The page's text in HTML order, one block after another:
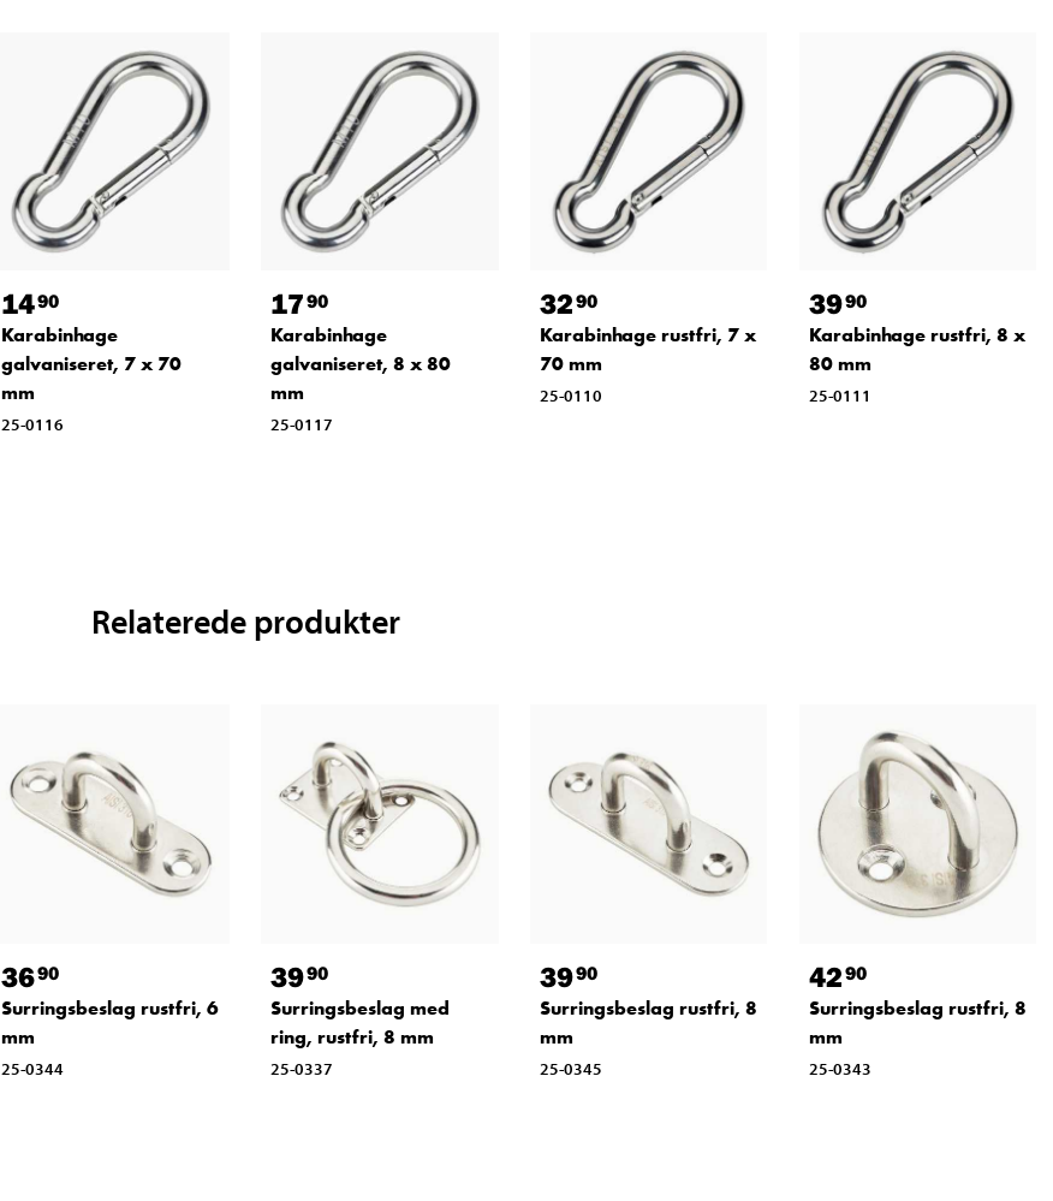
1490
Karabinhage
galvaniseret, 7 x 70
mm
25-0116
1790
Karabinhage
galvaniseret, 8 x 80
mm
25-0117
3290
Karabinhage rustfri, 7 x
70 mm
25-0110
3990
Karabinhage rustfri, 8 x
80 mm
25-0111
Relaterede produkter
3690
Surringsbeslag rustfri, 6
mm
25-0344
3990
Surringsbeslag med
ring, rustfri, 8 mm
25-0337
3990
Surringsbeslag rustfri, 8
mm
25-0345
4290
Surringsbeslag rustfri, 8
mm
25-0343